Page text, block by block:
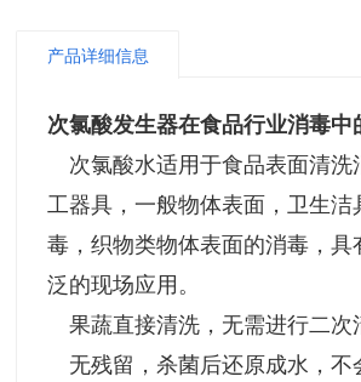
产品详细信息
次氯酸发生器在食品行业消毒中
次氯酸水适用于食品表面清洗
工器具，一般物体表面，卫生洁
毒，织物类物体表面的消毒，具
泛的现场应用。
果蔬直接清洗，无需进行二次
无残留，杀菌后还原成水，不